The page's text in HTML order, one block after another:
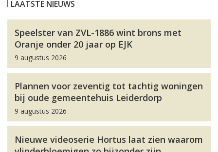
LAATSTE NIEUWS
Speelster van ZVL-1886 wint brons met
Oranje onder 20 jaar op EJK
9 augustus 2026
Plannen voor zeventig tot tachtig woningen
bij oude gemeentehuis Leiderdorp
9 augustus 2026
Nieuwe videoserie Hortus laat zien waarom